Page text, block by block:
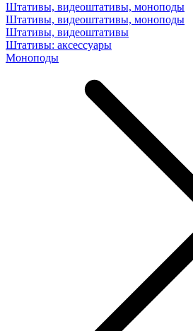
Штативы, видеоштативы, моноподы
Штативы, видеоштативы, моноподы
Штативы, видеоштативы
Штативы: аксессуары
Моноподы